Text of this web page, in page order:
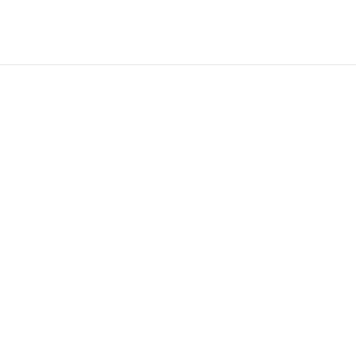
правила, норми, безопасност, пожар, бял, фон, черен,